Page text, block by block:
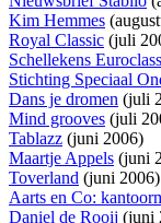
Kim Hemmes
Royal Classic (juli
Schellekens
Stichting Speciaal
Dans je dromen (juli
Mind grooves (juli
Tablazz (juni 2006)
Maartje Appels (juni
Toverland (juni 2006)
Aarts en Co:
Daniel de Rooij (juni